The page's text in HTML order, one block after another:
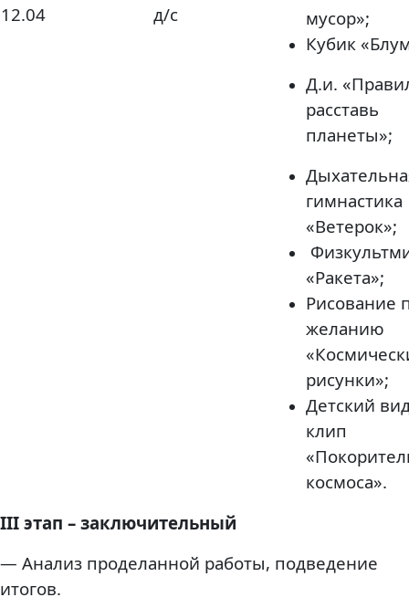
12.04 д/с
мусор»;
Кубик
Д.и.
расставь
планеты»;
гимнастика
«Ветерок»;
«Ракета»;
Рисование
желанию
рисунки»;
Детский
клип
космоса».
III этап – заключительный
— Анализ проделанной работы, подведение
итогов.